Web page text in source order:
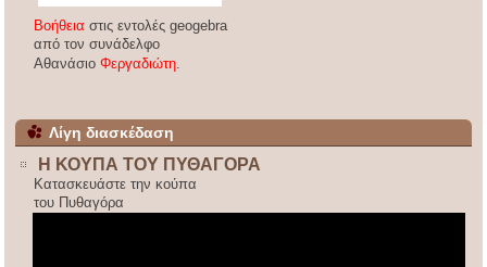
Βοήθειαστις εντολές geogebra
από τον συνάδελφο
ΑθανάσιοΦεργαδιώτη
Λίγη διασκέδαση
Η ΚΟΥΠΑ ΤΟΥ ΠΥΘΑΓΟΡΑ
Κατασκευάστε την κούπα
του Πυθαγόρα